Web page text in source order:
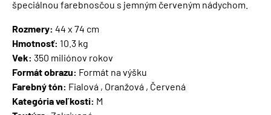
špeciálnou farebnosčou s jemným červeným nádychom.
Rozmery: 44 x 74 cm
Hmotnosť: 10.3 kg
Vek: 350 miliónov rokov
Formát obrazu: Formát na výšku
Farebný tón: Fialová , Oranžová , Červená
Kategória veľkosti: M